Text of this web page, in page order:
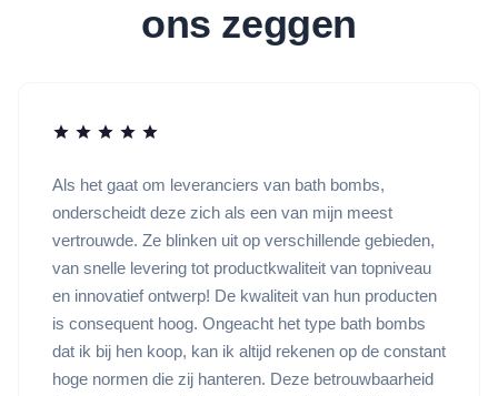
ons zeggen
Als het gaat om leveranciers van bath bombs,
onderscheidt deze zich als een van mijn meest
vertrouwde. Ze blinken uit op verschillende gebieden,
van snelle levering tot productkwaliteit van topniveau
en innovatief ontwerp! De kwaliteit van hun producten
is consequent hoog. Ongeacht het type bath bombs
dat ik bij hen koop, kan ik altijd rekenen op de constant
hoge normen die zij hanteren. Deze betrouwbaarheid